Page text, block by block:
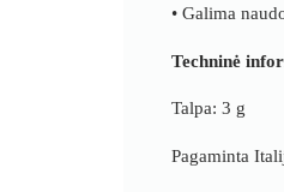
• Galima
Techninė
Talpa: 3 g
Pagaminta